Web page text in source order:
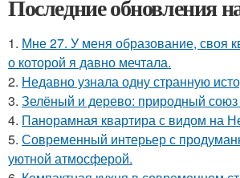
Последние обновления
1. Мне 27. У меня образование, своя
о которой я давно мечтала.
2. Недавно узнала одну странную
3. Зелёный и дерево: природный союз
4. Панорамная квартира с видом на
5. Современный интерьер с
уютной атмосферой.